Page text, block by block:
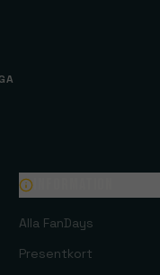
Alla FanDays
Presentkort